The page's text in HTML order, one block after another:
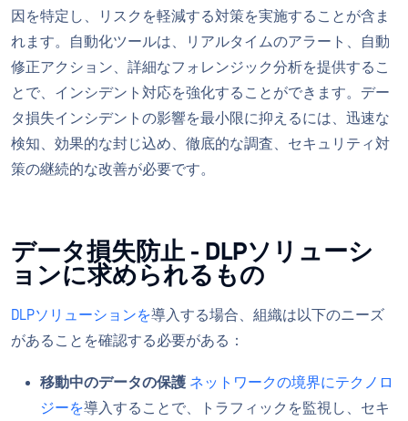
因を特定し、リスクを軽減する対策を実施することが含ま
れます。自動化ツールは、リアルタイムのアラート、自動
修正アクション、詳細なフォレンジック分析を提供するこ
とで、インシデント対応を強化することができます。デー
タ損失インシデントの影響を最小限に抑えるには、迅速な
検知、効果的な封じ込め、徹底的な調査、セキュリティ対
策の継続的な改善が必要です。
データ損失防止 - DLPソリューシ
ョンに求められるもの
DLPソリューションを導入する場合、組織は以下のニーズ
があることを確認する必要がある：
移動中のデータの保護 ネットワークの境界にテクノロ
ジーを導入することで、トラフィックを監視し、セキ